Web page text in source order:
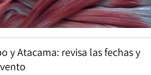
y Atacama: revisa las fechas y